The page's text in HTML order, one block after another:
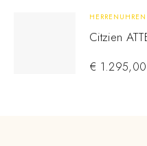
HERRENUHREN
Citzien
€ 1.295,00